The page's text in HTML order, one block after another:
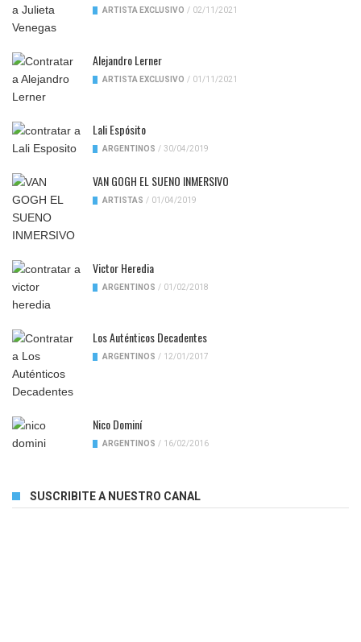
ARTISTA EXCLUSIVO / 02/11/2021
Alejandro Lerner
ARTISTA EXCLUSIVO / 01/11/2021
Lali Espósito
ARGENTINOS / 30/04/2019
VAN GOGH EL SUENO INMERSIVO
ARTISTAS / 01/04/2019
Victor Heredia
ARGENTINOS / 01/02/2018
Los Auténticos Decadentes
ARGENTINOS / 12/01/2017
Nico Dominí
ARGENTINOS / 16/02/2016
SUSCRIBITE A NUESTRO CANAL